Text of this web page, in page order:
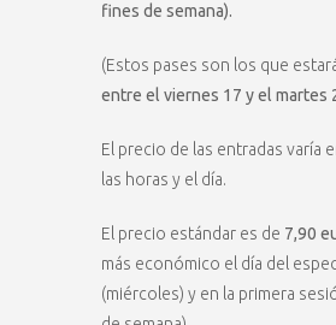
fines de semana).
(Estos pases son los que
entre el viernes 17 y el martes
El precio de las entradas varía
las horas y el día.
El precio estándar es de 7,90
más económico el día del
(miércoles) y en la primera